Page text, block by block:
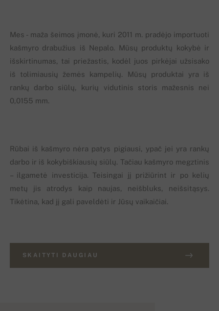
Mes - maža šeimos įmonė, kuri 2011 m. pradėjo importuoti
kašmyro drabužius iš Nepalo. Mūsų produktų kokybė ir
išskirtinumas, tai priežastis, kodėl juos pirkėjai užsisako
iš tolimiausių žemės kampelių. Mūsų produktai yra iš
rankų darbo siūlų, kurių vidutinis storis mažesnis nei
0,0155 mm.
Rūbai iš kašmyro nėra patys pigiausi, ypač jei yra rankų
darbo ir iš kokybiškiausių siūlų. Tačiau kašmyro megztinis
– ilgametė investicija. Teisingai jį prižiūrint ir po kelių
metų jis atrodys kaip naujas, neišbluks, neišsitąsys.
Tikėtina, kad jį gali paveldėti ir Jūsų vaikaičiai.
SKAITYTI DAUGIAU